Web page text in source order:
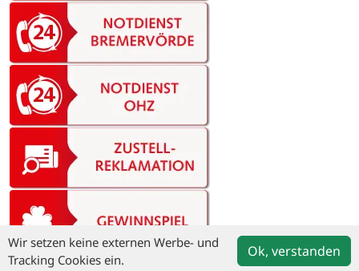
Wir setzen keine externen Werbe- und
Tracking Cookies ein.
Ok, verstanden